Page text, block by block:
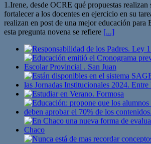
1.Irene, desde OCRE qué propuestas realizan
fortalecer a los docentes en ejercicio en su
realizan en post de una mejor educación para
esta pregunta novena se refiere [...]